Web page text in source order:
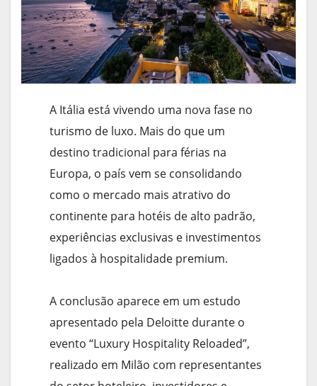
A Itália está vivendo uma nova fase no
turismo de luxo. Mais do que um
destino tradicional para férias na
Europa, o país vem se consolidando
como o mercado mais atrativo do
continente para hotéis de alto padrão,
experiências exclusivas e investimentos
ligados à hospitalidade premium.
A conclusão aparece em um estudo
apresentado pela Deloitte durante o
evento “Luxury Hospitality Reloaded”,
realizado em Milão com representantes